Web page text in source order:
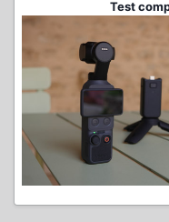
Test